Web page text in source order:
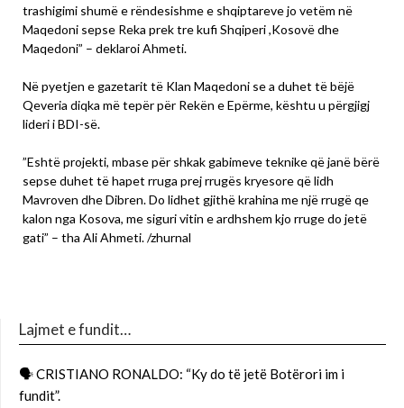
trashigimi shumë e rëndesishme e shqiptareve jo vetëm në
Maqedoni sepse Reka prek tre kufi Shqiperi ,Kosovë dhe
Maqedoni” – deklaroi Ahmeti.
Në pyetjen e gazetarit të Klan Maqedoni se a duhet të bëjë
Qeveria diqka më tepër për Rekën e Epërme, kështu u përgjigj
lideri i BDI-së.
”Eshtë projekti, mbase për shkak gabimeve teknike që janë bërë
sepse duhet të hapet rruga prej rrugës kryesore që lidh
Mavroven dhe Dibren. Do lidhet gjithë krahina me një rrugë qe
kalon nga Kosova, me siguri vitin e ardhshem kjo rruge do jetë
gati” – tha Ali Ahmeti. /zhurnal
Lajmet e fundit…
🗣 CRISTIANO RONALDO: “Ky do të jetë Botërori im i
fundit”.